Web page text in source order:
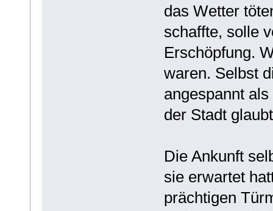
das Wetter
schaffte, solle
Erschöpfung.
waren. Selbst
angespannt
der Stadt
Die Ankunft
sie erwartet
prächtigen